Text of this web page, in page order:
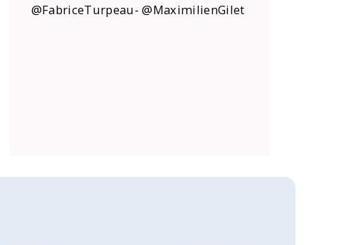
@FabriceTurpeau- @MaximilienGilet